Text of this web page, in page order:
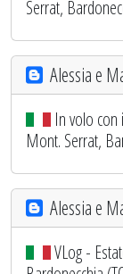
Serrat,
Alessia e
In volo con
Mont. Serrat,
Alessia e
VLog -